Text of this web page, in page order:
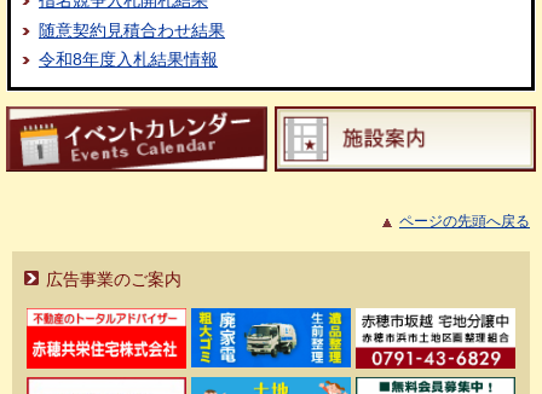
随意契約見積合わせ結果
令和8年度入札結果情報
ページの先頭へ戻る
広告事業のご案内